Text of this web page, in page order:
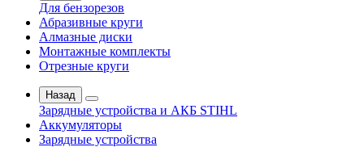
Для бензорезов
Абразивные круги
Алмазные диски
Монтажные комплекты
Отрезные круги
Назад
Зарядные устройства и АКБ STIHL
Аккумуляторы
Зарядные устройства